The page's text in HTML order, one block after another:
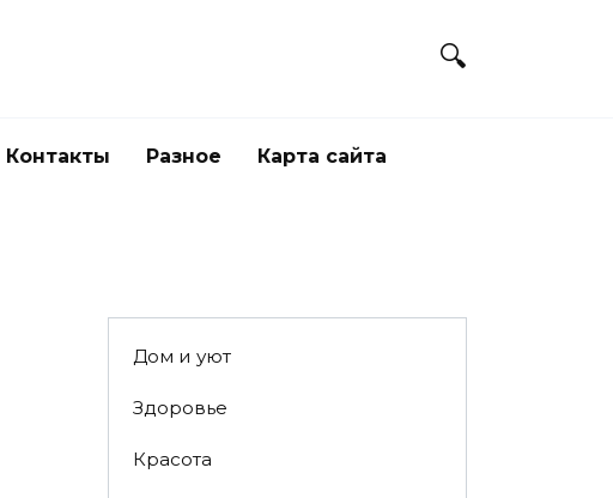
Контакты Разное Карта сайта
Дом и уют
Здоровье
Красота